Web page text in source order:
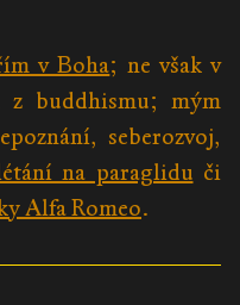
v Boha; ne však v
z buddhismu; mým
seberozvoj,
na paraglidu či
Alfa Romeo.